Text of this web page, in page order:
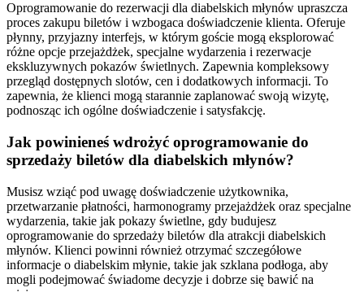
Oprogramowanie do rezerwacji dla diabelskich młynów upraszcza
proces zakupu biletów i wzbogaca doświadczenie klienta. Oferuje
płynny, przyjazny interfejs, w którym goście mogą eksplorować
różne opcje przejażdżek, specjalne wydarzenia i rezerwacje
ekskluzywnych pokazów świetlnych. Zapewnia kompleksowy
przegląd dostępnych slotów, cen i dodatkowych informacji. To
zapewnia, że klienci mogą starannie zaplanować swoją wizytę,
podnosząc ich ogólne doświadczenie i satysfakcję.
Jak powinieneś wdrożyć oprogramowanie do
sprzedaży biletów dla diabelskich młynów?
Musisz wziąć pod uwagę doświadczenie użytkownika,
przetwarzanie płatności, harmonogramy przejażdżek oraz specjalne
wydarzenia, takie jak pokazy świetlne, gdy budujesz
oprogramowanie do sprzedaży biletów dla atrakcji diabelskich
młynów. Klienci powinni również otrzymać szczegółowe
informacje o diabelskim młynie, takie jak szklana podłoga, aby
mogli podejmować świadome decyzje i dobrze się bawić na